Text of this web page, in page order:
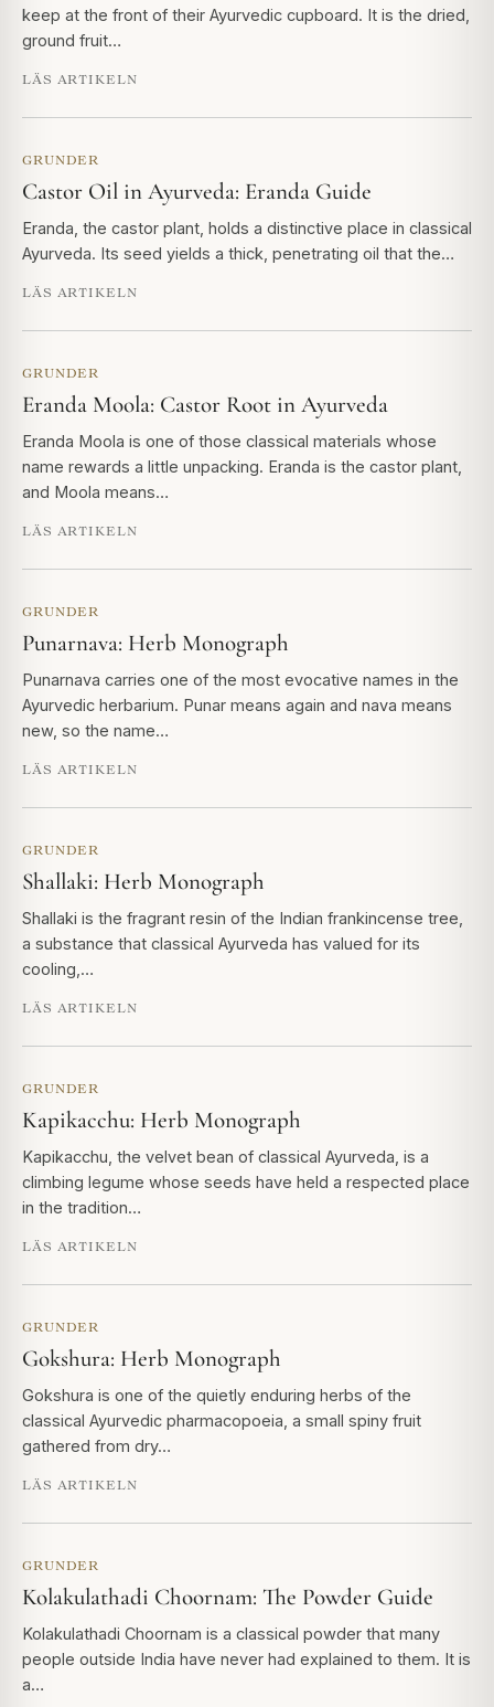
keep at the front of their Ayurvedic cupboard. It is the dried,
ground fruit…
LÄS ARTIKELN
GRUNDER
Castor Oil in Ayurveda: Eranda Guide
Eranda, the castor plant, holds a distinctive place in classical
Ayurveda. Its seed yields a thick, penetrating oil that the…
LÄS ARTIKELN
GRUNDER
Eranda Moola: Castor Root in Ayurveda
Eranda Moola is one of those classical materials whose
name rewards a little unpacking. Eranda is the castor plant,
and Moola means…
LÄS ARTIKELN
GRUNDER
Punarnava: Herb Monograph
Punarnava carries one of the most evocative names in the
Ayurvedic herbarium. Punar means again and nava means
new, so the name…
LÄS ARTIKELN
GRUNDER
Shallaki: Herb Monograph
Shallaki is the fragrant resin of the Indian frankincense tree,
a substance that classical Ayurveda has valued for its
cooling,…
LÄS ARTIKELN
GRUNDER
Kapikacchu: Herb Monograph
Kapikacchu, the velvet bean of classical Ayurveda, is a
climbing legume whose seeds have held a respected place
in the tradition…
LÄS ARTIKELN
GRUNDER
Gokshura: Herb Monograph
Gokshura is one of the quietly enduring herbs of the
classical Ayurvedic pharmacopoeia, a small spiny fruit
gathered from dry…
LÄS ARTIKELN
GRUNDER
Kolakulathadi Choornam: The Powder Guide
Kolakulathadi Choornam is a classical powder that many
people outside India have never had explained to them. It is
a…